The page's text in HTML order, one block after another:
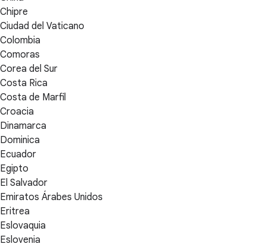
Chipre
Ciudad del Vaticano
Colombia
Comoras
Corea del Sur
Costa Rica
Costa de Marfil
Croacia
Dinamarca
Dominica
Ecuador
Egipto
El Salvador
Emiratos Árabes Unidos
Eritrea
Eslovaquia
Eslovenia